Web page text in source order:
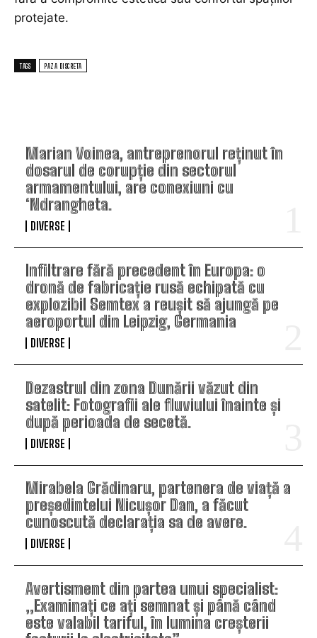
Marian Voinea, antreprenorul reținut în
dosarul de corupție din sectorul
armamentului, are conexiuni cu
‘Ndrangheta.
DIVERSE
Infiltrare fără precedent în Europa: o
dronă de fabricație rusă echipată cu
explozibil Semtex a reușit să ajungă pe
aeroportul din Leipzig, Germania
DIVERSE
Dezastrul din zona Dunării văzut din
satelit: Fotografii ale fluviului înainte și
după perioada de secetă.
DIVERSE
Mirabela Grădinaru, partenera de viață a
președintelui Nicușor Dan, a făcut
cunoscută declarația sa de avere.
DIVERSE
Avertisment din partea unui specialist:
„Examinați ce ați semnat și până când
este valabil tariful, în lumina creșterii
protejate.
TAGS PAZA DISCRETA